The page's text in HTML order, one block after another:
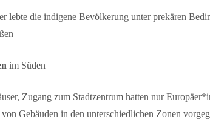
lebte die indigene Bevölkerung unter prekären
im Süden
Zugang zum Stadtzentrum hatten nur
Gebäuden in den unterschiedlichen Zonen